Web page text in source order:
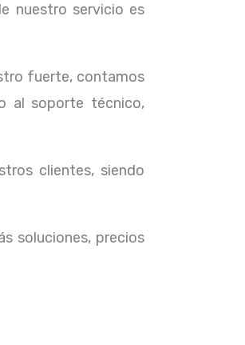
nuestro servicio es
fuerte, contamos
al soporte técnico,
clientes, siendo
soluciones, precios